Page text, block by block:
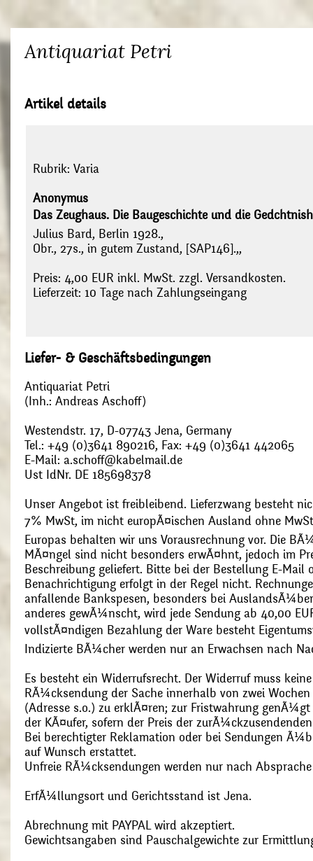
Antiquariat Petri
Artikel details
Rubrik: Varia
Anonymus
Das Zeughaus. Die Baugeschichte und die
Julius Bard, Berlin 1928.,
Obr., 27s., in gutem Zustand, [SAP146].,,
Preis: 4,00 EUR inkl. MwSt. zzgl. Versandkosten.
Lieferzeit: 10 Tage nach Zahlungseingang
Liefer- & Geschäftsbedingungen
Antiquariat Petri
(Inh.: Andreas Aschoff)
Westendstr. 17, D-07743 Jena, Germany
Tel.: +49 (0)3641 890216, Fax: +49 (0)3641 442065
E-Mail: a.schoff@kabelmail.de
Ust IdNr. DE 185698378
Unser Angebot ist freibleibend. Lieferzwang besteht
7% MwSt, im nicht europÃ¤ischen Ausland ohne
Europas behalten wir uns Vorausrechnung vor. Die
MÃ¤ngel sind nicht besonders erwÃ¤hnt, jedoch im
Beschreibung geliefert. Bitte bei der Bestellung E-Mail
Benachrichtigung erfolgt in der Regel nicht.
anfallende Bankspesen, besonders bei
anderes gewÃ¼nscht, wird jede Sendung ab 40,00
vollstÃ¤ndigen Bezahlung der Ware besteht
Indizierte BÃ¼cher werden nur an Erwachsen nach
Es besteht ein Widerrufsrecht. Der Widerruf muss
RÃ¼cksendung der Sache innerhalb von zwei
(Adresse s.o.) zu erklÃ¤ren; zur Fristwahrung
der KÃ¤ufer, sofern der Preis der
Bei berechtigter Reklamation oder bei Sendungen
auf Wunsch erstattet.
Unfreie RÃ¼cksendungen werden nur nach
ErfÃ¼llungsort und Gerichtsstand ist Jena.
Abrechnung mit PAYPAL wird akzeptiert.
Gewichtsangaben sind Pauschalgewichte zur